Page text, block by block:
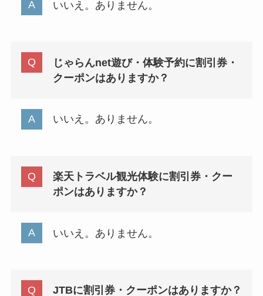
いいえ。ありません。
じゃらんnet遊び・体験予約に割引券・
クーポンはありますか？
いいえ。ありません。
楽天トラベル観光体験に割引券・クー
ポンはありますか？
いいえ。ありません。
JTBに割引券・クーポンはありますか？